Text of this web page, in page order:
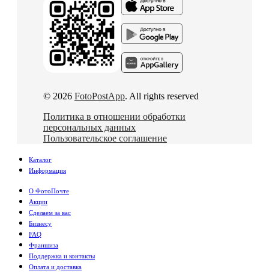
© 2026 FotoPostApp. All rights reserved
Политика в отношении обработки
персональных данных
Пользовательское соглашение
Каталог
Информация
О ФотоПочте
Акции
Сделаем за вас
Бизнесу
FAQ
Франшиза
Поддержка и контакты
Оплата и доставка